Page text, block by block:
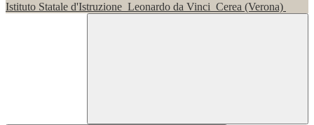
Istituto Statale d'Istruzione Leonardo da Vinci Cerea (Verona)